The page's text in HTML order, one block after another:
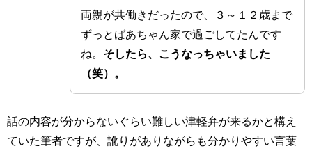
両親が共働きだったので、３～１２歳まで
ずっとばあちゃん家で過ごしてたんです
ね。 そしたら、こうなっちゃいました
（笑）。
話の内容が分からないぐらい難しい津軽弁が来るかと構え
ていた筆者ですが、訛りがありながらも分かりやすい言葉